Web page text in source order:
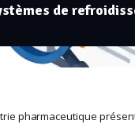
de
pharmaceutique